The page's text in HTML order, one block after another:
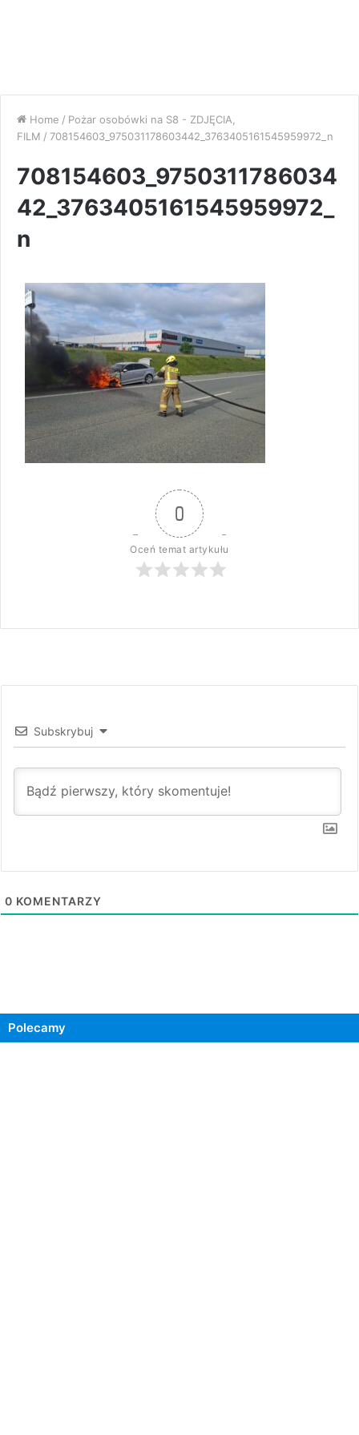
Home / Pożar osobówki na S8 - ZDJĘCIA,
FILM / 708154603_975031178603442_3763405161545959972_n
708154603_9750311786034
42_3763405161545959972_
n
0
Oceń temat artykułu
Subskrybuj
0 KOMENTARZY
Polecamy